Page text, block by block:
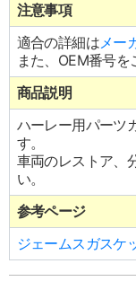
注意事項
適合の詳細はメー
また、OEM番号を
商品説明
ハーレー用パーツ
す。
車両のレストア、
い。
参考ページ
ジェームスガスケ